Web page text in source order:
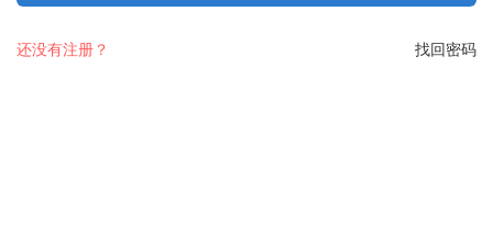
找回密码
还没有注册？